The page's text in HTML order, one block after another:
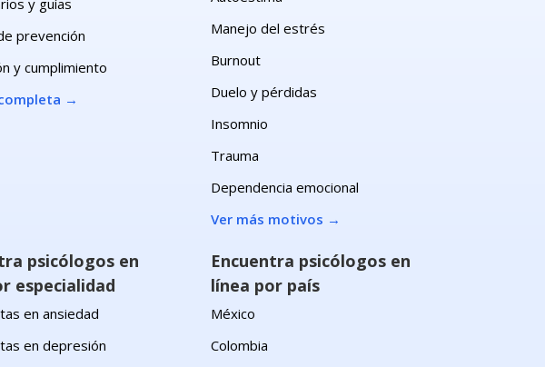
y guías
prevención
y cumplimiento
→
Manejo del estrés
Burnout
Duelo y pérdidas
Insomnio
Trauma
Dependencia emocional
Ver más motivos →
psicólogos en
especialidad
en ansiedad
en depresión
Encuentra psicólogos en
línea por país
México
Colombia